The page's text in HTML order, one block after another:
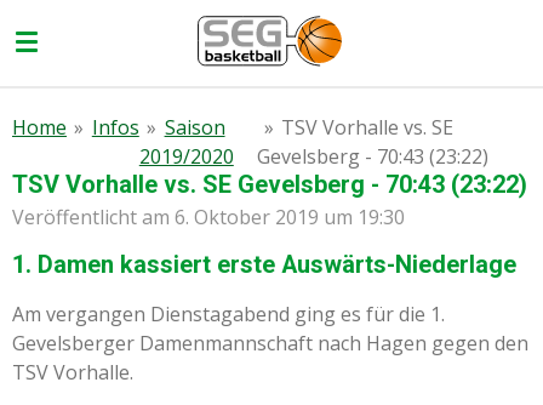
Hauptinhalt
Home » Infos » Saison
2019/2020
» TSV Vorhalle vs. SE
Gevelsberg - 70:43 (23:22)
TSV Vorhalle vs. SE Gevelsberg - 70:43 (23:22)
Veröffentlicht am 6. Oktober 2019 um 19:30
1. Damen kassiert erste Auswärts-Niederlage
Am vergangen Dienstagabend ging es für die 1.
Gevelsberger Damenmannschaft nach Hagen gegen den
TSV Vorhalle.